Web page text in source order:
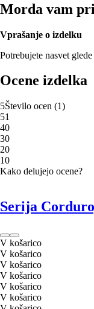
Morda vam
Vprašanje o izdelku
Potrebujete nasvet
Ocene izdelka
5Število ocen (1)
51
40
30
20
10
Kako delujejo ocene?
Serija
V košarico
V košarico
V košarico
V košarico
V košarico
V košarico